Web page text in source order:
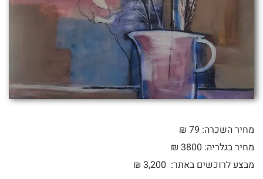
מחיר השכרה: 79 ₪
מחיר בגלריה: 3800 ₪
מבצע לרוכשים באתר:
₪ 3,200